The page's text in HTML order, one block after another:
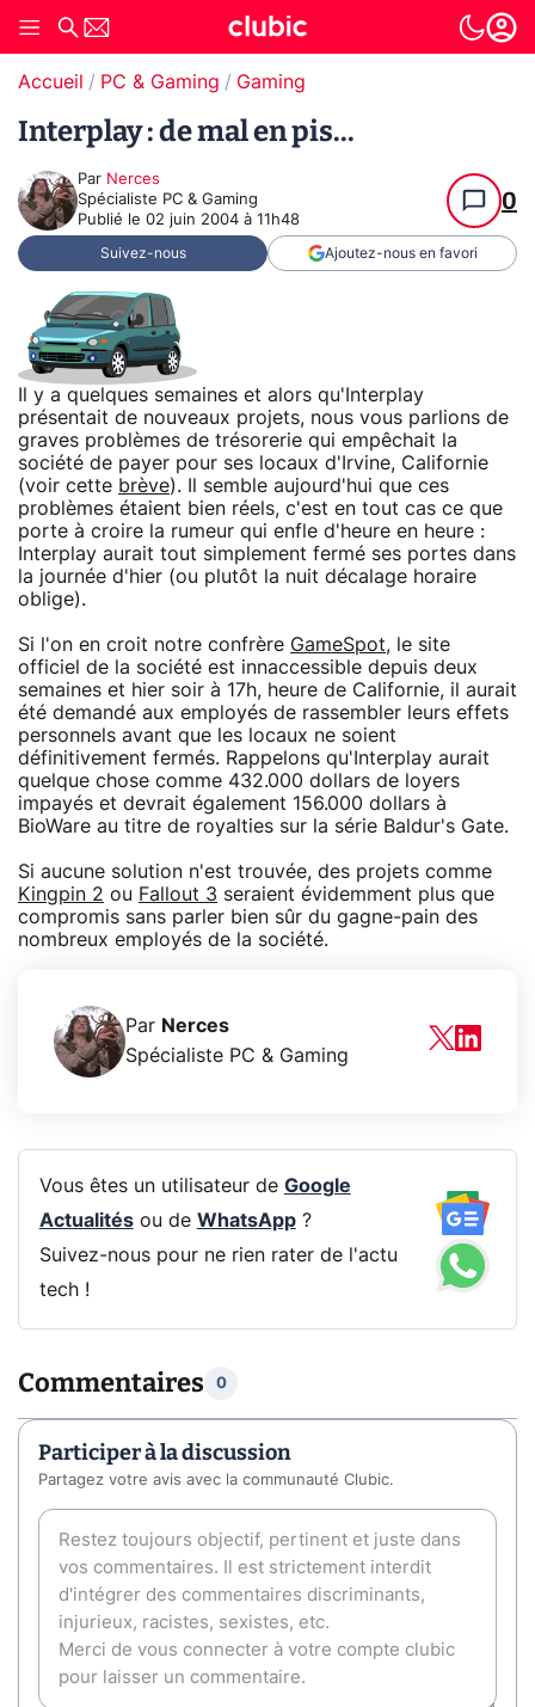
Accueil PC & Gaming Gaming
Interplay : de mal en pis...
Par Nerces
Spécialiste PC & Gaming
Publié le 02 juin 2004 à 11h48
0
Suivez-nous Ajoutez-nous en favori
Il y a quelques semaines et alors qu'Interplay
présentait de nouveaux projets, nous vous parlions de
graves problèmes de trésorerie qui empêchait la
société de payer pour ses locaux d'Irvine, Californie
(voir cette brève). Il semble aujourd'hui que ces
problèmes étaient bien réels, c'est en tout cas ce que
porte à croire la rumeur qui enfle d'heure en heure :
Interplay aurait tout simplement fermé ses portes dans
la journée d'hier (ou plutôt la nuit décalage horaire
oblige).
Si l'on en croit notre confrère GameSpot, le site
officiel de la société est innaccessible depuis deux
semaines et hier soir à 17h, heure de Californie, il aurait
été demandé aux employés de rassembler leurs effets
personnels avant que les locaux ne soient
définitivement fermés. Rappelons qu'Interplay aurait
quelque chose comme 432.000 dollars de loyers
impayés et devrait également 156.000 dollars à
BioWare au titre de royalties sur la série Baldur's Gate.
Si aucune solution n'est trouvée, des projets comme
Kingpin 2 ou Fallout 3 seraient évidemment plus que
compromis sans parler bien sûr du gagne-pain des
nombreux employés de la société.
Par Nerces
Spécialiste PC & Gaming
Vous êtes un utilisateur de Google
Actualitésou de WhatsApp?
Suivez-nous pour ne rien rater de l'actu
tech !
Commentaires 0
Participer à la discussion
Partagez votre avis avec la communauté Clubic.